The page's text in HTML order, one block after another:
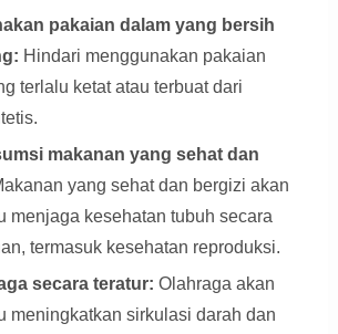
pakaian dalam yang bersih
Hindari menggunakan pakaian
terlalu ketat atau terbuat dari
makanan yang sehat dan
yang sehat dan bergizi akan
menjaga kesehatan tubuh secara
termasuk kesehatan reproduksi.
secara teratur: Olahraga akan
meningkatkan sirkulasi darah dan